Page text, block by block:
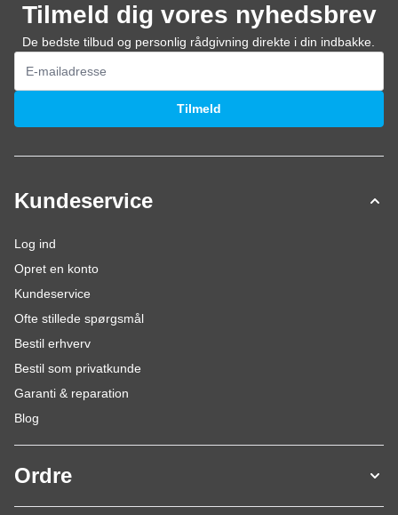
Tilmeld dig vores nyhedsbrev
De bedste tilbud og personlig rådgivning direkte i din indbakke.
E-mail adresse
Tilmeld
Kundeservice
Log ind
Opret en konto
Kundeservice
Ofte stillede spørgsmål
Bestil erhverv
Bestil som privatkunde
Garanti & reparation
Blog
Ordre